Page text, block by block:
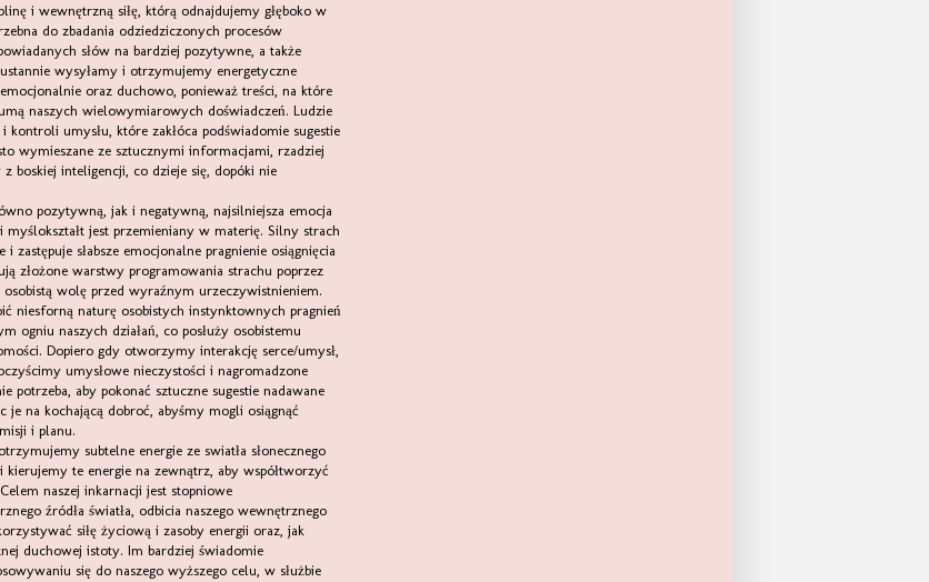
i wewnętrzną siłę, którą odnajdujemy głęboko w
do zbadania odziedziczonych procesów
słów na bardziej pozytywne, a także
wysyłamy i otrzymujemy energetyczne
oraz duchowo, ponieważ treści, na które
naszych wielowymiarowych doświadczeń. Ludzie
umysłu, które zakłóca podświadomie sugestie
wymieszane ze sztucznymi informacjami, rzadziej
boskiej inteligencji, co dzieje się, dopóki nie
pozytywną, jak i negatywną, najsilniejsza emocja
myślokształt jest przemieniany w materię. Silny strach
słabsze emocjonalne pragnienie osiągnięcia
złożone warstwy programowania strachu poprzez
wolę przed wyraźnym urzeczywistnieniem.
niesforną naturę osobistych instynktownych pragnień
ogniu naszych działań, co posłuży osobistemu
Dopiero gdy otworzymy interakcję serce/umysł,
umysłowe nieczystości i nagromadzone
potrzeba, aby pokonać sztuczne sugestie nadawane
je na kochającą dobroć, abyśmy mogli osiągnąć
i planu.
subtelne energie ze swiatła słonecznego
te energie na zewnątrz, aby współtworzyć
naszej inkarnacji jest stopniowe
źródła światła, odbicia naszego wewnętrznego
siłę życiową i zasoby energii oraz, jak
duchowej istoty. Im bardziej świadomie
się do naszego wyższego celu, w służbie